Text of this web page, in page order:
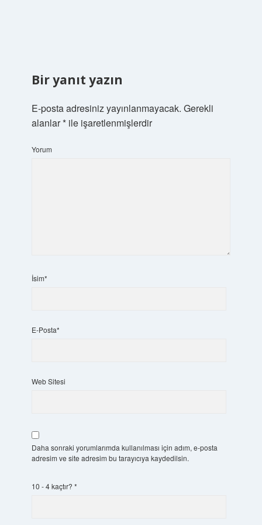
Bir yanıt yazın
E-posta adresiniz yayınlanmayacak. Gerekli
alanlar*ile işaretlenmişlerdir
Yorum
İsim*
E-Posta*
Web Sitesi
Daha sonraki yorumlarımda kullanılması için adım, e-posta
adresim ve site adresim bu tarayıcıya kaydedilsin.
10 - 4 kaçtır? *